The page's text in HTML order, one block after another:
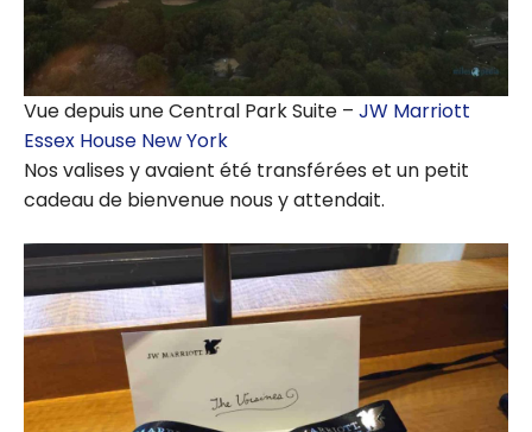
Vue depuis une Central Park Suite – JW Marriott
Essex House New York
Nos valises y avaient été transférées et un petit
cadeau de bienvenue nous y attendait.